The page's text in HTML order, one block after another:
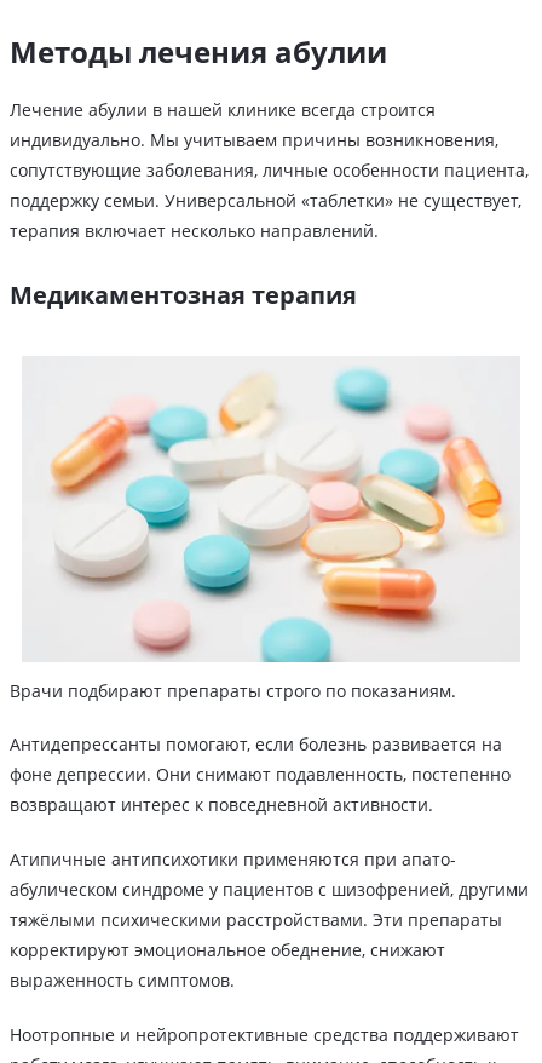
Методы лечения абулии
Лечение абулии в нашей клинике всегда строится
индивидуально. Мы учитываем причины возникновения,
сопутствующие заболевания, личные особенности пациента,
поддержку семьи. Универсальной «таблетки» не существует,
терапия включает несколько направлений.
Медикаментозная терапия
Врачи подбирают препараты строго по показаниям.
Антидепрессанты помогают, если болезнь развивается на
фоне депрессии. Они снимают подавленность, постепенно
возвращают интерес к повседневной активности.
Атипичные антипсихотики применяются при апато-
абулическом синдроме у пациентов с шизофренией, другими
тяжёлыми психическими расстройствами. Эти препараты
корректируют эмоциональное обеднение, снижают
выраженность симптомов.
Ноотропные и нейропротективные средства поддерживают